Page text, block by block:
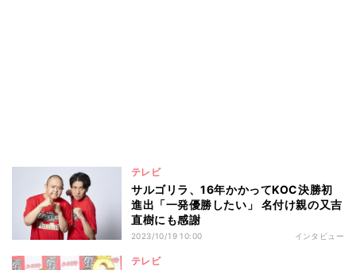
テレビ
サルゴリラ、16年かかってKOC決勝初
進出「一発優勝したい」 名付け親の又吉
直樹にも感謝
2023/10/19 10:00 インタビュー
テレビ